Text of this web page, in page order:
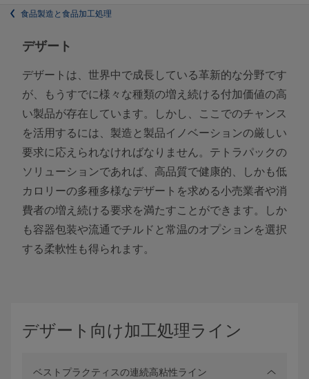
食品製造と食品加工処理
デザート
デザートは、世界中で成長している革新的な分野です
が、もうすでに様々な種類の増え続ける付加価値の高
い製品が存在しています。しかし、ここでのチャンス
を活用するには、製造と製品イノベーションの厳しい
要求に応えられなければなりません。テトラパックの
ソリューションであれば、高品質で健康的、しかも低
カロリーの多種多様なデザートを求める小売業者や消
費者の増え続ける要求を満たすことができます。しか
も容器包装や流通でチルドと常温のオプションを選択
する柔軟性も得られます。
デザート向け加工処理ライン
ベストプラクティスの連続高粘性ライン